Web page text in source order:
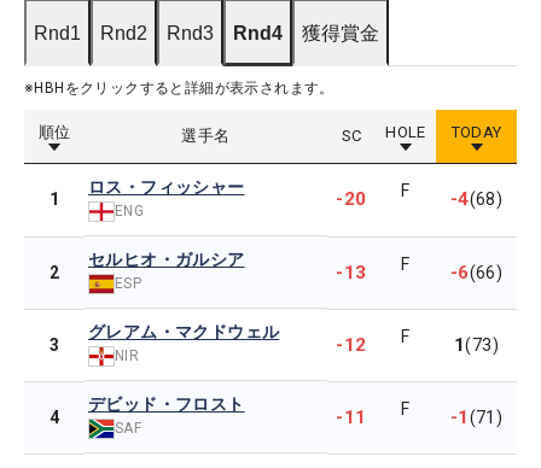
Rnd1 Rnd2 Rnd3 Rnd4 獲得賞金
※HBHをクリックすると詳細が表示されます。
順位 選手名 SC HOLE TODAY
1
ロス・フィッシャー
ENG
-20 F -4(68)
2
セルヒオ・ガルシア
ESP -13 F -6(66)
3
グレアム・マクドウェル
NIR -12 F 1(73)
4
デビッド・フロスト
SAF -11 F -1(71)